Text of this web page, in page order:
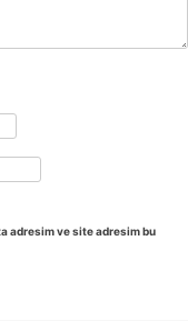
adresim ve site adresim bu